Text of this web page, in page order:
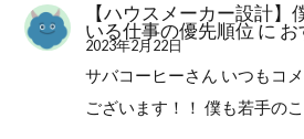
【ハウスメーカー設計】
いる仕事の優先順位に お
2023年2月22日
サバコーヒーさん いつもコ
ございます！！ 僕も若手の